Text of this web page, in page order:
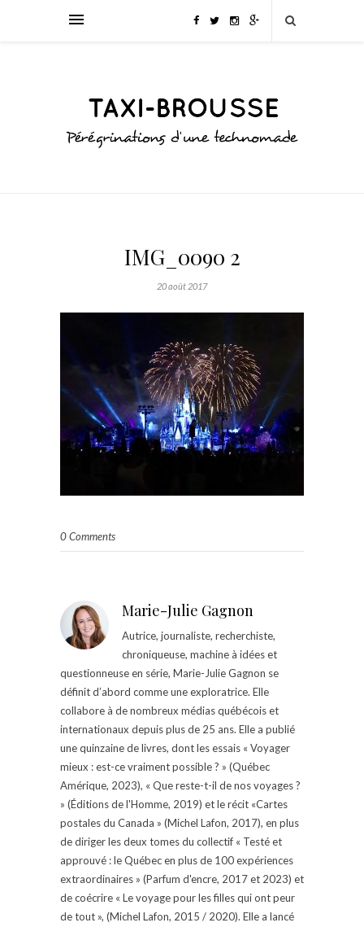
IMG_0090 2
20 août 2017
0 Comments
Marie-Julie Gagnon
Autrice, journaliste, recherchiste,
chroniqueuse, machine à idées et
questionneuse en série, Marie-Julie Gagnon se
définit d’abord comme une exploratrice. Elle
collabore à de nombreux médias québécois et
internationaux depuis plus de 25 ans. Elle a publié
une quinzaine de livres, dont les essais « Voyager
mieux : est-ce vraiment possible ? » (Québec
Amérique, 2023), « Que reste-t-il de nos voyages ?
» (Éditions de l'Homme, 2019) et le récit «Cartes
postales du Canada » (Michel Lafon, 2017), en plus
de diriger les deux tomes du collectif « Testé et
approuvé : le Québec en plus de 100 expériences
extraordinaires » (Parfum d'encre, 2017 et 2023) et
de coécrire « Le voyage pour les filles qui ont peur
de tout », (Michel Lafon, 2015 / 2020). Elle a lancé